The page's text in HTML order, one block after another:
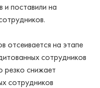
и поставили на
отсеивается на этапе
сотрудников
резко снижает
сотрудников